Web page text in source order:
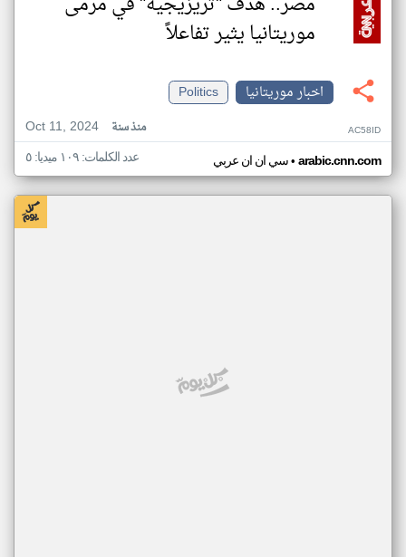
موريتانيا يثير تفاعلاً
اخبار موريتانيا
Politics
Oct 11, 2024
منذ سنة AC58ID
سي ان ان عربي• arabic.cnn.com عدد الكلمات: ١٠٩ ميديا: ٥